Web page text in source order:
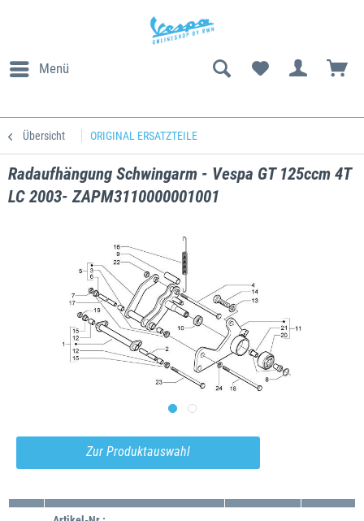
Menü
Übersicht ORIGINAL ERSATZTEILE
Radaufhängung Schwingarm - Vespa GT 125ccm 4T
LC 2003- ZAPM3110000001001
Zur Produktauswahl